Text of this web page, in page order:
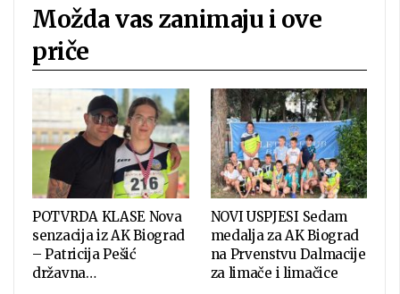
Možda vas zanimaju i ove
priče
POTVRDA KLASE Nova
senzacija iz AK Biograd
– Patricija Pešić
državna…
NOVI USPJESI Sedam
medalja za AK Biograd
na Prvenstvu Dalmacije
za limače i limačice